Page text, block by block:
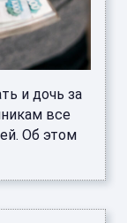
и дочь за
все
Об этом